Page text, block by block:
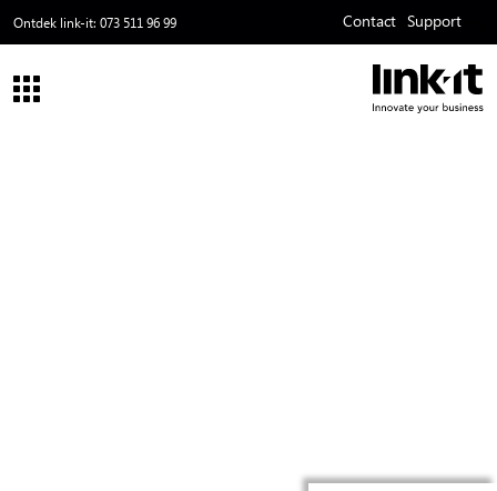
Ontdek link-it: 073 511 96 99 Contact Support